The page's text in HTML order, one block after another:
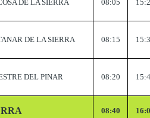
DE LA SIERRA 08:05
DE LA SIERRA 08:15
DEL PINAR 08:20
08:40